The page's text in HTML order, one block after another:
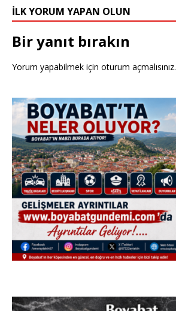
İLK YORUM YAPAN OLUN
Bir yanıt bırakın
Yorum yapabilmek için oturum açmalısınız.